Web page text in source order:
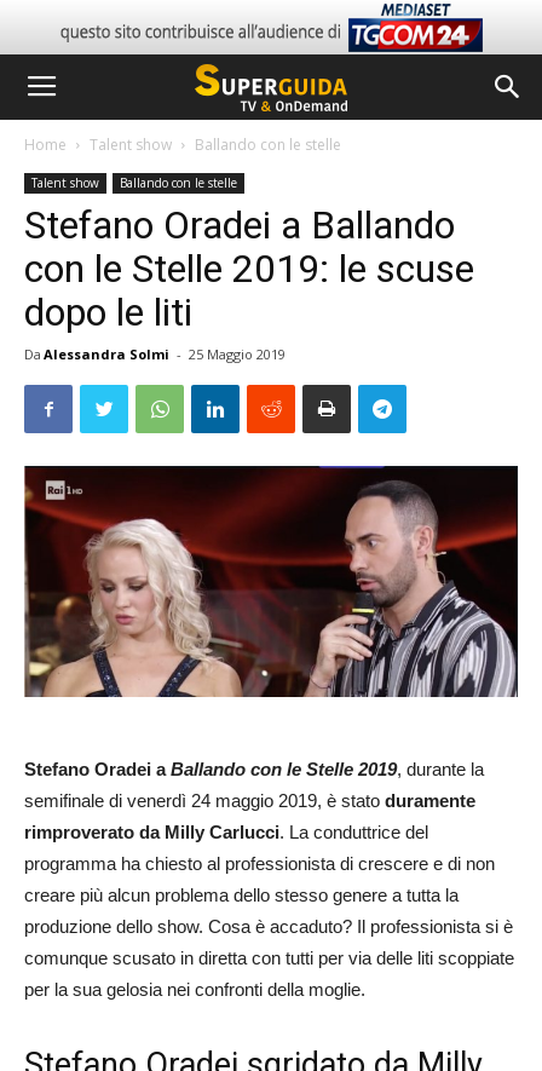
Home Talent show Ballando con le stelle
Talent show Ballando con le stelle
Stefano Oradei a Ballando
con le Stelle 2019: le scuse
dopo le liti
Da Alessandra Solmi - 25 Maggio 2019
Stefano Oradei aBallando con le Stelle 2019, durante la
semifinale di venerdì 24 maggio 2019, è stato duramente
rimproverato da Milly Carlucci. La conduttrice del
programma ha chiesto al professionista di crescere e di non
creare più alcun problema dello stesso genere a tutta la
produzione dello show. Cosa è accaduto? Il professionista si è
comunque scusato in diretta con tutti per via delle liti scoppiate
per la sua gelosia nei confronti della moglie.